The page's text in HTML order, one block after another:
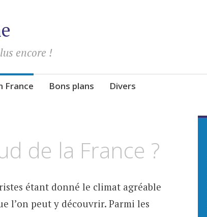
encore !
France Bons plans Divers
de la France ?
étant donné le climat agréable
l’on peut y découvrir. Parmi les